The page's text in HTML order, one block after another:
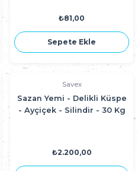
₺81,00
Sepete Ekle
Savex
Sazan Yemi - Delikli Küspe
- Ayçiçek - Silindir - 30 Kg
₺2.200,00